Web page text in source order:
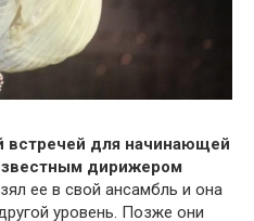
встречей для начинающей
дирижером
ее в свой ансамбль и она
уровень. Позже они